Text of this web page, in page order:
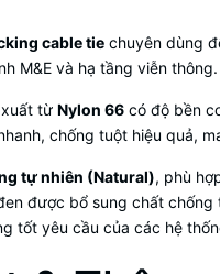
cable tie chuyên dùng
M&E và hạ tầng viễn thông.
từ Nylon 66 có độ bền
chống tuột hiệu quả,
tự nhiên (Natural), phù
được bổ sung chất
tốt yêu cầu của các hệ